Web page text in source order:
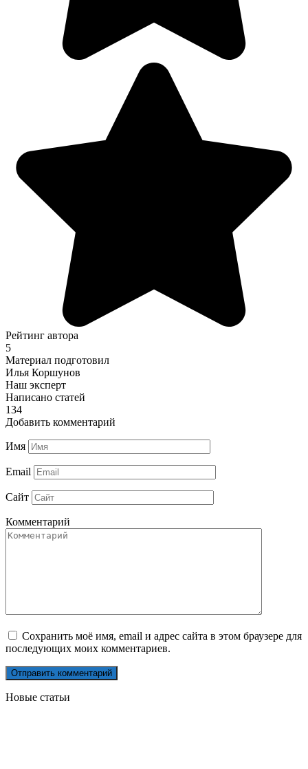
Рейтинг автора
5
Материал подготовил
Илья Коршунов
Наш эксперт
Написано статей
134
Добавить комментарий
Имя
Email
Сайт
Комментарий
Сохранить моё имя, email и адрес сайта в этом браузере для
последующих моих комментариев.
Новые статьи